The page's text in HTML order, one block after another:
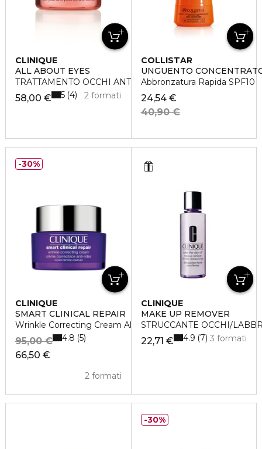
CLINIQUE
ALL ABOUT EYES
TRATTAMENTO OCCHI ANTI-BORSE ANTI-OCCHIAIE
58,00 € 2 formati
5 4
COLLISTAR
UNGUENTO
Abbronzatura Rapida SPF10
24,54 €
40,90 €
CLINIQUE
SMART CLINICAL REPAIR
Wrinkle Correcting Cream All Skin Types
66,50 €
95,00 €
2 formati
4.8 5
30%
CLINIQUE
MAKE UP REMOVER
STRUCCANTE OCCHI/
22,71 € 3 formati
4.9 7
30%